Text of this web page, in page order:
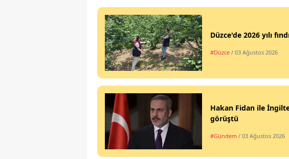
Düzce'de 2026 yılı
#Düzce / 03 Ağustos 2026
Hakan Fidan ile
görüştü
#Gündem / 03 Ağustos 2026